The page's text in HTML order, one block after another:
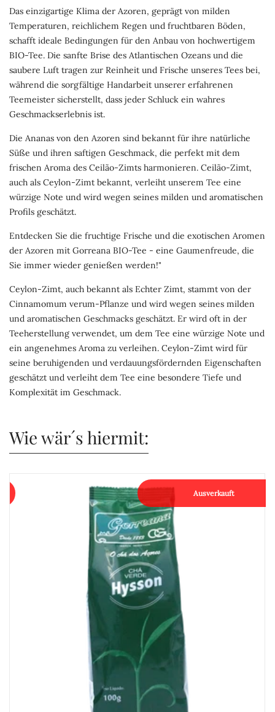
Das einzigartige Klima der Azoren, geprägt von milden
Temperaturen, reichlichem Regen und fruchtbaren Böden,
schafft ideale Bedingungen für den Anbau von hochwertigem
BIO-Tee. Die sanfte Brise des Atlantischen Ozeans und die
saubere Luft tragen zur Reinheit und Frische unseres Tees bei,
während die sorgfältige Handarbeit unserer erfahrenen
Teemeister sicherstellt, dass jeder Schluck ein wahres
Geschmackserlebnis ist.
Die Ananas von den Azoren sind bekannt für ihre natürliche
Süße und ihren saftigen Geschmack, die perfekt mit dem
frischen Aroma des Ceilão-Zimts harmonieren. Ceilão-Zimt,
auch als Ceylon-Zimt bekannt, verleiht unserem Tee eine
würzige Note und wird wegen seines milden und aromatischen
Profils geschätzt.
Entdecken Sie die fruchtige Frische und die exotischen Aromen
der Azoren mit Gorreana BIO-Tee - eine Gaumenfreude, die
Sie immer wieder genießen werden!"
Ceylon-Zimt, auch bekannt als Echter Zimt, stammt von der
Cinnamomum verum-Pflanze und wird wegen seines milden
und aromatischen Geschmacks geschätzt. Er wird oft in der
Teeherstellung verwendet, um dem Tee eine würzige Note und
ein angenehmes Aroma zu verleihen. Ceylon-Zimt wird für
seine beruhigenden und verdauungsfördernden Eigenschaften
geschätzt und verleiht dem Tee eine besondere Tiefe und
Komplexität im Geschmack.
Wie wär´s hiermit:
Ausverkauft